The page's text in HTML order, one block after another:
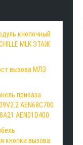
кнопочный
MLK ЭТАЖ
вызова МЛЗ
приказа
AEN68C700
AEN01D400
кнопки вызова